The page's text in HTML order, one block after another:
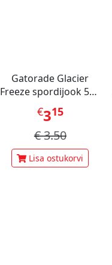
Gatorade Glacier
Freeze spordijook 591
ml
€315
€3.50
Lisa ostukorvi